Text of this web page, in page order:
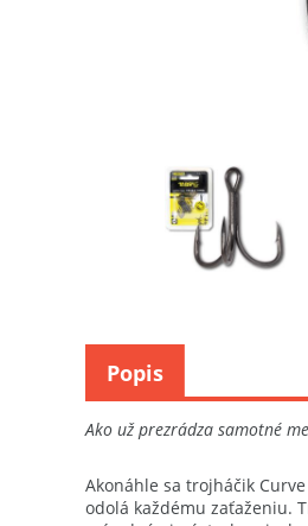
Ako už prezrádza samotné
Akonáhle sa trojháčik
odolá každému zaťaženiu.
Popis